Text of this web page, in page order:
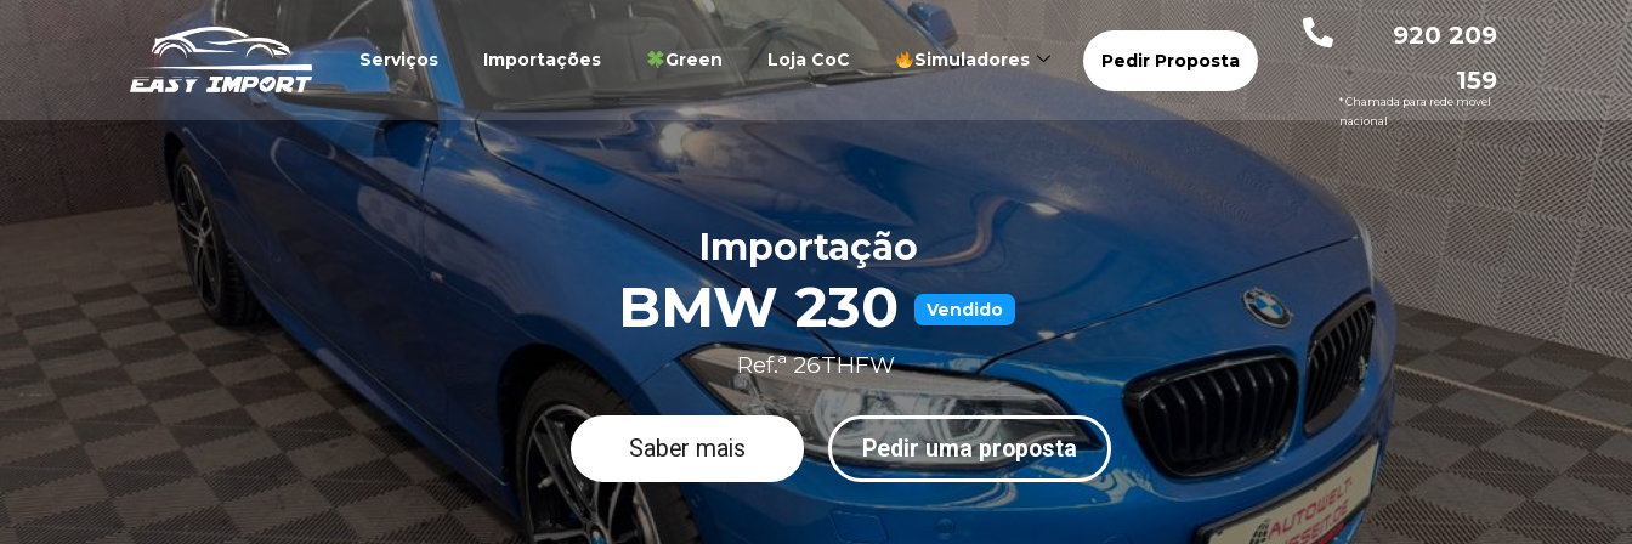
Serviços Importações Green Loja CoC Simuladores Pedir Proposta
920 209
159
* Chamada para rede móvel
nacional
Importação
BMW 230 Vendido
Ref.ª 26THFW
Saber mais Pedir uma proposta